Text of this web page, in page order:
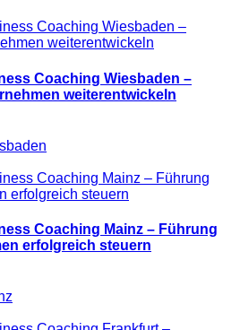
Coaching Wiesbaden –
weiterentwickeln
Coaching Mainz – Führung
erfolgreich steuern